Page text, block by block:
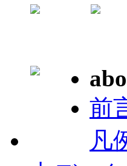
前
凡